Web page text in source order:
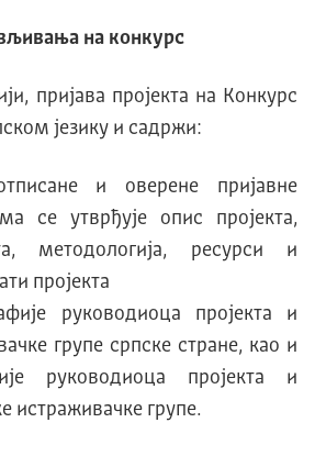
на конкурс
пријава пројекта на Конкурс
језику и садржи:
и оверене пријавне
се утврђује опис пројекта,
методологија, ресурси и
пројекта
руководиоца пројекта и
групе српске стране, као и
руководиоца пројекта и
истраживачке групе.